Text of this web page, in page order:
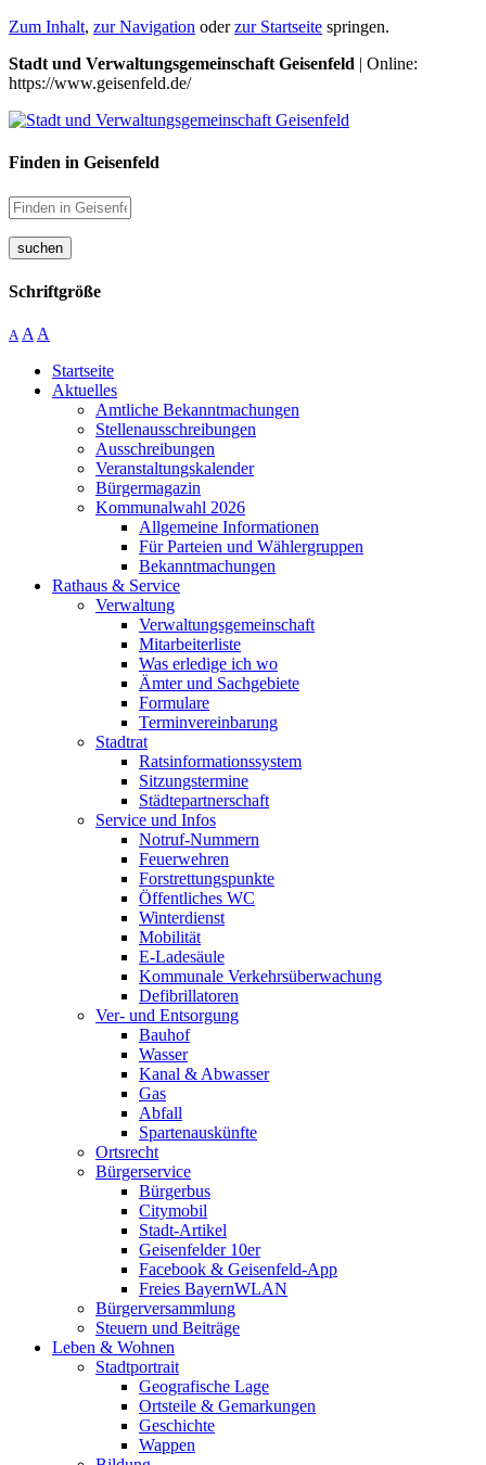
Zum Inhalt, zur Navigation oderzur Startseite springen.
Stadt und Verwaltungsgemeinschaft Geisenfeld | Online:
https://www.geisenfeld.de/
Finden in Geisenfeld
suchen
Schriftgröße
A A A
Startseite
Aktuelles
Amtliche Bekanntmachungen
Stellenausschreibungen
Ausschreibungen
Veranstaltungskalender
Bürgermagazin
Kommunalwahl 2026
Allgemeine Informationen
Für Parteien und Wählergruppen
Bekanntmachungen
Rathaus & Service
Verwaltung
Verwaltungsgemeinschaft
Mitarbeiterliste
Was erledige ich wo
Ämter und Sachgebiete
Formulare
Terminvereinbarung
Stadtrat
Ratsinformationssystem
Sitzungstermine
Städtepartnerschaft
Service und Infos
Notruf-Nummern
Feuerwehren
Forstrettungspunkte
Öffentliches WC
Winterdienst
Mobilität
E-Ladesäule
Kommunale Verkehrsüberwachung
Defibrillatoren
Ver- und Entsorgung
Bauhof
Wasser
Kanal & Abwasser
Gas
Abfall
Spartenauskünfte
Ortsrecht
Bürgerservice
Bürgerbus
Citymobil
Stadt-Artikel
Geisenfelder 10er
Facebook & Geisenfeld-App
Freies BayernWLAN
Bürgerversammlung
Steuern und Beiträge
Leben & Wohnen
Stadtportrait
Geografische Lage
Ortsteile & Gemarkungen
Geschichte
Wappen